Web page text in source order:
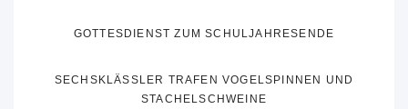
GOTTESDIENST ZUM SCHULJAHRESENDE
SECHSKLÄSSLER TRAFEN VOGELSPINNEN UND
STACHELSCHWEINE